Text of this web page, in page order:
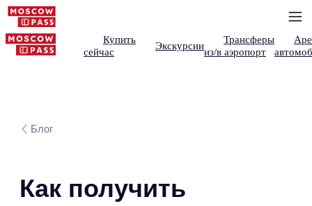
Купить
сейчас
Экскурсии
Трансферы
из/в аэропорт
Блог
Как получить